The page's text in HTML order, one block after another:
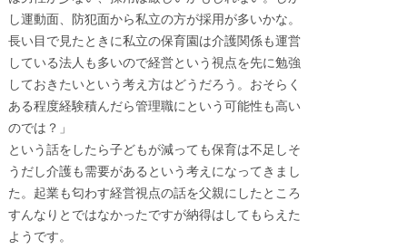
し運動面、防犯面から私立の方が採用が多いかな。
長い目で見たときに私立の保育園は介護関係も運営
している法人も多いので経営という視点を先に勉強
しておきたいという考え方はどうだろう。おそらく
ある程度経験積んだら管理職にという可能性も高い
のでは？」
という話をしたら子どもが減っても保育は不足しそ
うだし介護も需要があるという考えになってきまし
た。起業も匂わす経営視点の話を父親にしたところ
すんなりとではなかったですが納得はしてもらえた
ようです。